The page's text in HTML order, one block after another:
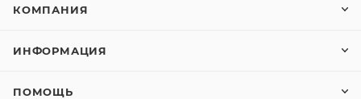
КОМПАНИЯ
ИНФОРМАЦИЯ
ПОМОЩЬ